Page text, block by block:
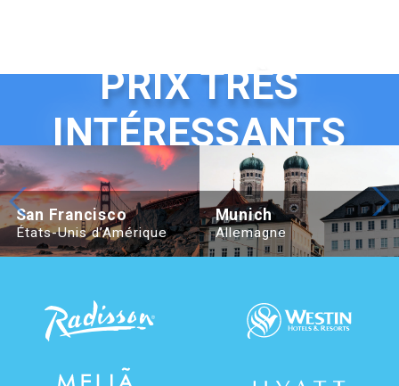
PRIX TRÈS
INTÉRESSANTS
Beijing Hotel Nuo Forbidden City
San Francisco
États-Unis d’Amérique
Hotel Adagio, Autograph
Munich
Allemagne